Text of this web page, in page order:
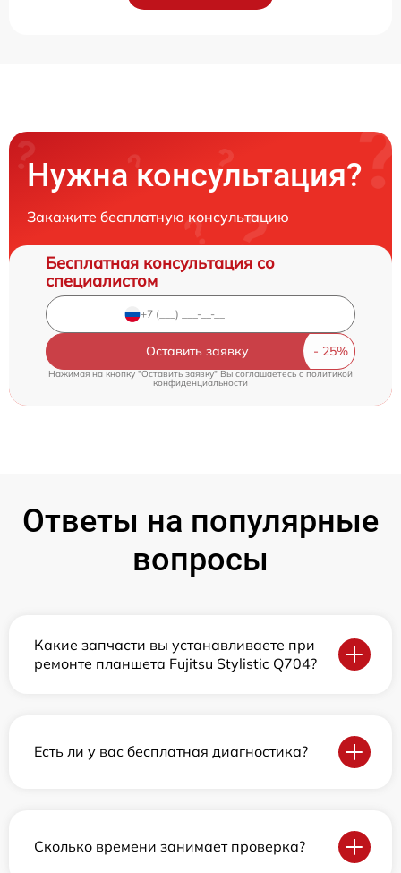
Нужна консультация?
Закажите бесплатную консультацию
Бесплатная консультация со
специалистом
Оставить заявку
Нажимая на кнопку "Оставить заявку" Вы соглашаетесь cполитикой
конфиденциальности
Ответы на популярные
вопросы
Какие запчасти вы устанавливаете при
ремонте планшета Fujitsu Stylistic Q704?
Есть ли у вас бесплатная диагностика?
Сколько времени занимает проверка?